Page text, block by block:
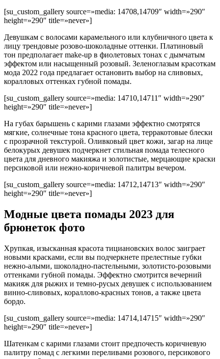
[su_custom_gallery source=»media: 14708,14709″ width=»290″
height=»290″ title=»never»]
Девушкам с волосами карамельного или клубничного цвета к
лицу трендовые розово-шоколадные оттенки. Платиновый
тон предполагает make-up в фиолетовых тонах с дымчатым
эффектом или насыщенный розовый. Зеленоглазым красоткам
мода 2022 года предлагает остановить выбор на сливовых,
коралловых оттенках губной помады.
[su_custom_gallery source=»media: 14710,14711″ width=»290″
height=»290″ title=»never»]
На губах барышень с карими глазами эффектно смотрятся
мягкие, солнечные тона красного цвета, терракотовые блески
с прозрачной текстурой. Оливковый цвет кожи, загар на лице
белокурых девушек подчеркнет стильная помада телесного
цвета для дневного макияжа и золотистые, мерцающие краски
персиковой или нежно-коричневой палитры вечером.
[su_custom_gallery source=»media: 14712,14713″ width=»290″
height=»290″ title=»never»]
Модные цвета помады 2023 для
брюнеток фото
Хрупкая, изысканная красота тициановских волос заиграет
новыми красками, если вы подчеркнете прелестные губки
нежно-алыми, шоколадно-пастельными, золотисто-розовыми
оттенками губной помады. Эффектно смотрится вечерний
макияж для рыжих и темно-русых девушек с использованием
винно-сливовых, кораллово-красных тонов, а также цвета
бордо.
[su_custom_gallery source=»media: 14714,14715″ width=»290″
height=»290″ title=»never»]
Шатенкам с карими глазами стоит предпочесть коричневую
палитру помад с легкими переливами розового, персикового